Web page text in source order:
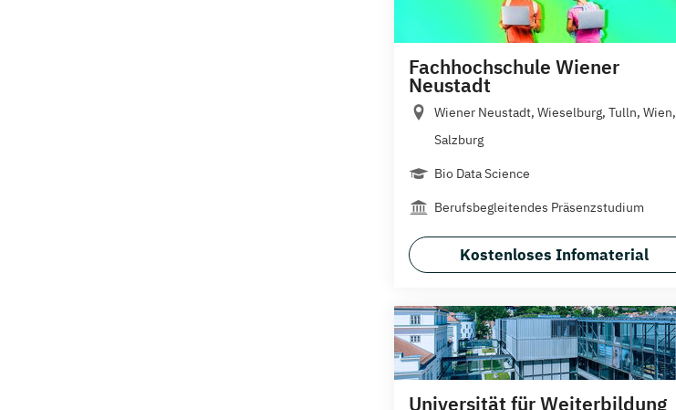
Fachhochschule Wiener
Neustadt
Wiener Neustadt, Wieselburg, Tulln, Wien,
Salzburg
Bio Data Science
Berufsbegleitendes Präsenzstudium
Kostenloses Infomaterial
Universität für Weiterbildung